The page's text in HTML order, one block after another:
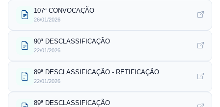
107ª CONVOCAÇÃO
26/01/2026
90ª DESCLASSIFICAÇÃO
22/01/2026
89ª DESCLASSIFICAÇÃO - RETIFICAÇÃO
22/01/2026
89ª DESCLASSIFICAÇÃO